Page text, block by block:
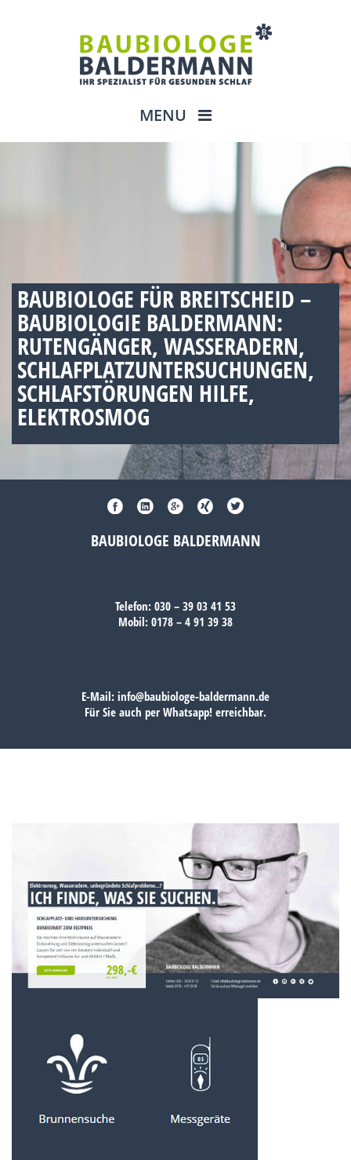
MENU
BAUBIOLOGE FÜR BREITSCHEID –
BAUBIOLOGIE BALDERMANN:
RUTENGÄNGER, WASSERADERN,
SCHLAFPLATZUNTERSUCHUNGEN,
SCHLAFSTÖRUNGEN HILFE,
ELEKTROSMOG
BAUBIOLOGE BALDERMANN
Telefon: 030 – 39 03 41 53
Mobil: 0178 – 4 91 39 38
E-Mail: info@baubiologe-baldermann.de
Für Sie auch per Whatsapp! erreichbar.